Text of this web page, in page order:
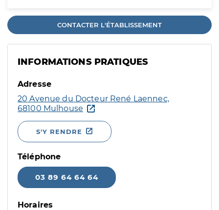
CONTACTER L'ÉTABLISSEMENT
INFORMATIONS PRATIQUES
Adresse
20 Avenue du Docteur René Laennec,
68100 Mulhouse
S'Y RENDRE
Téléphone
03 89 64 64 64
Horaires